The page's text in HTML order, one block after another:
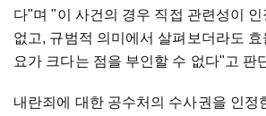
다"며 "이 사건의 경우 직접 관련성이 인
없고, 규범적 의미에서 살펴보더라도
요가 크다는 점을 부인할 수 없다"고 판
내란죄에 대한 공수처의 수사권을 인정